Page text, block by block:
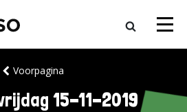
Voorpagina
15-11-2019